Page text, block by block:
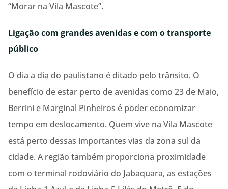
“Morar na Vila Mascote”.
Ligação com grandes avenidas e com o transporte
público
O dia a dia do paulistano é ditado pelo trânsito. O
benefício de estar perto de avenidas como 23 de Maio,
Berrini e Marginal Pinheiros é poder economizar
tempo em deslocamento. Quem vive na Vila Mascote
está perto dessas importantes vias da zona sul da
cidade. A região também proporciona proximidade
com o terminal rodoviário do Jabaquara, as estações